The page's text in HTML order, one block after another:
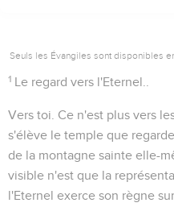
Seuls les Évangiles sont disponibles
1 Le regard vers l'Eternel..
Vers toi . Ce n'est plus vers
s'élève le temple que
de la montagne sainte elle-
visible n'est que la
l'Eternel exerce son règne